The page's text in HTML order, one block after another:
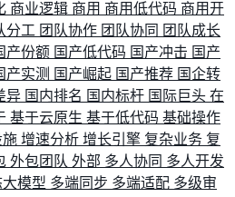
商业逻辑 商用 商用低代码 商用开
分工 团队协作 团队协同 团队成长
产份额 国产低代码 国产冲击 国产
产实测 国产崛起 国产推荐 国企转
异 国内排名 国内标杆 国际巨头 在
基于云原生 基于低代码 基础操作
施 增速分析 增长引擎 复杂业务 复
外包团队 外部 多人协同 多人开发
模型 多端同步 多端适配 多级审